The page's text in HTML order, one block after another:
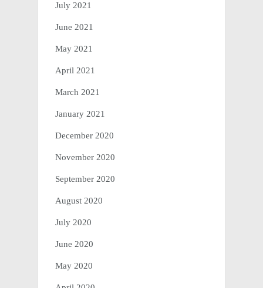
July 2021
June 2021
May 2021
April 2021
March 2021
January 2021
December 2020
November 2020
September 2020
August 2020
July 2020
June 2020
May 2020